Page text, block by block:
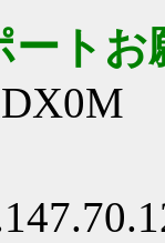
ート